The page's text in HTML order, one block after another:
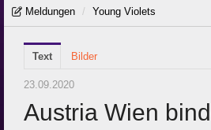
Meldungen
Frauen
Young Violets
Media
Meldungen / Young Violets
Text Bilder
23.09.2020
Austria Wien